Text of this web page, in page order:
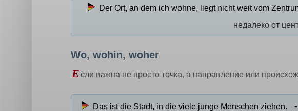
Der Ort, an dem ich wohne, liegt nicht weit vom
недалеко от
Wo, wohin, woher
Если важна не просто точка, а направление или
Das ist die Stadt, in die viele junge Menschen ziehen.